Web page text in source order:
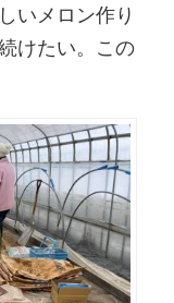
いメロン作り
けたい。この